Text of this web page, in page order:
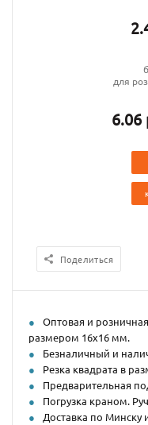
для
6.06
Поделиться
Оптовая и
размером 16х16 мм.
Безналичный и
Резка квадрата в
Предварительная
Погрузка краном.
Доставка по Минску